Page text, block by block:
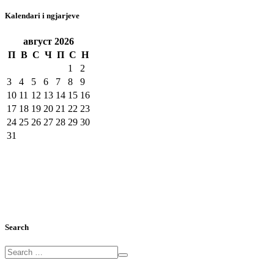
Kalendari i ngjarjeve
август 2026
П В С Ч П С Н
1
2
3
4 5 6 7 8
9
10 11 12 13 14 15 16
17 18 19 20 21 22 23
24 25 26 27 28 29 30
31
Search